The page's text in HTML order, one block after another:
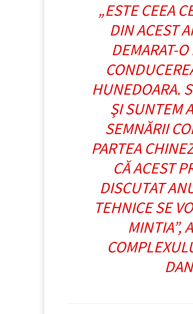
„ESTE CEEA
DIN ACEST
DEMARAT-
HUNEDOARA.
ŞI SUNTEM
SEMNĂRII
PARTEA
CĂ ACEST
DISCUTAT
TEHNICE SE
MINTIA”,